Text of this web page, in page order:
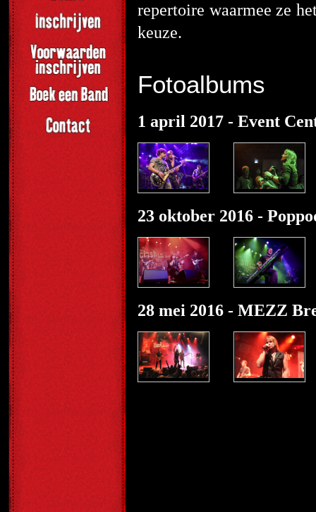
repertoire waarmee ze
keuze.
Fotoalbums
1 april 2017 - Event
23 oktober 2016 -
28 mei 2016 - MEZZ